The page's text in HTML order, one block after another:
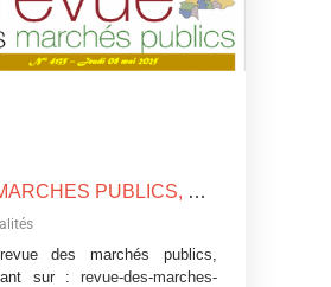
REVUE DES MARCHES PUBLICS, N°4135
des marchés publics,
sur : revue-des-marches-